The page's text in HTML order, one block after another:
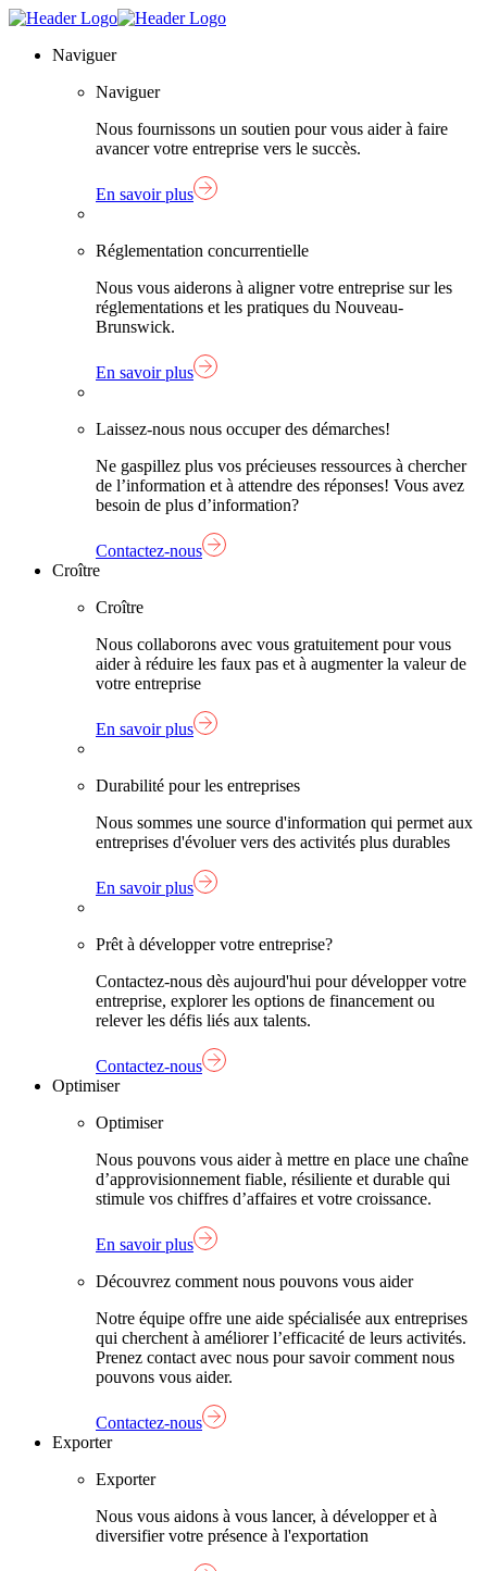
Skip
content
Lien
Naviguer
Naviguer
Nous fournissons un soutien pour vous aider à faire
avancer votre entreprise vers le succès.
En savoir plus
Réglementation concurrentielle
Nous vous aiderons à aligner votre entreprise sur les
réglementations et les pratiques du Nouveau-
Brunswick.
En savoir plus
Laissez-nous nous occuper des démarches!
Ne gaspillez plus vos précieuses ressources à chercher
de l’information et à attendre des réponses! Vous avez
besoin de plus d’information?
Contactez-nous
Croître
Croître
Nous collaborons avec vous gratuitement pour vous
aider à réduire les faux pas et à augmenter la valeur de
votre entreprise
En savoir plus
Durabilité pour les entreprises
Nous sommes une source d'information qui permet aux
entreprises d'évoluer vers des activités plus durables
En savoir plus
Prêt à développer votre entreprise?
Contactez-nous dès aujourd'hui pour développer votre
entreprise, explorer les options de financement ou
relever les défis liés aux talents.
Contactez-nous
Optimiser
Optimiser
Nous pouvons vous aider à mettre en place une chaîne
d’approvisionnement fiable, résiliente et durable qui
stimule vos chiffres d’affaires et votre croissance.
En savoir plus
Découvrez comment nous pouvons vous aider
Notre équipe offre une aide spécialisée aux entreprises
qui cherchent à améliorer l’efficacité de leurs activités.
Prenez contact avec nous pour savoir comment nous
pouvons vous aider.
Contactez-nous
Exporter
Exporter
Nous vous aidons à vous lancer, à développer et à
diversifier votre présence à l'exportation